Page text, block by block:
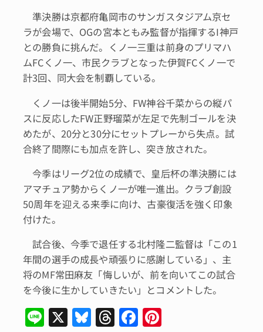
準決勝は京都府亀岡市のサンガスタジアム京セ
ラが会場で、OGの宮本ともみ監督が指揮するI神戸
との勝負に挑んだ。くノ一三重は前身のプリマハ
ムFCくノ一、市民クラブとなった伊賀FCくノ一で
計3回、同大会を制覇している。
くノ一は後半開始5分、FW神谷千菜からの縦パ
スに反応したFW正野瑠菜が左足で先制ゴールを決
めたが、20分と30分にセットプレーから失点。試
合終了間際にも加点を許し、突き放された。
今季はリーグ2位の成績で、皇后杯の準決勝には
アマチュア勢からくノ一が唯一進出。クラブ創設
50周年を迎える来季に向け、古豪復活を強く印象
付けた。
試合後、今季で退任する北村隆二監督は「この1
年間の選手の成長や頑張りに感謝している」、主
将のMF常田麻友「悔しいが、前を向いてこの試合
を今後に生かしていきたい」とコメントした。
Li X Bl T F